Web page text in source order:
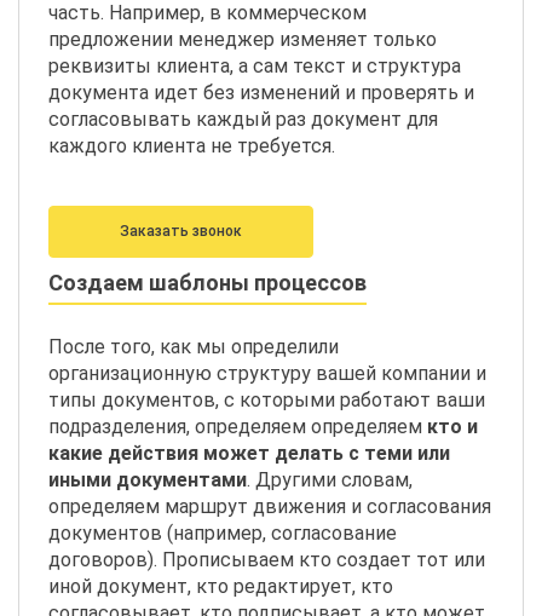
часть. Например, в коммерческом
предложении менеджер изменяет только
реквизиты клиента, а сам текст и структура
документа идет без изменений и проверять и
согласовывать каждый раз документ для
каждого клиента не требуется.
Заказать звонок
Создаем шаблоны процессов
После того, как мы определили
организационную структуру вашей компании и
типы документов, с которыми работают ваши
подразделения, определяем определяем кто и
какие действия может делать с теми или
иными документами. Другими словам,
определяем маршрут движения и согласования
документов (например, согласование
договоров). Прописываем кто создает тот или
иной документ, кто редактирует, кто